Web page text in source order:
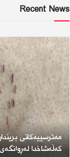
Recent News
مەترسییەکانی
کەڵەشاخدا